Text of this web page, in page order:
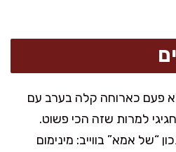
פעם כארוחה קלה בערב עם
למרות שזה הכי פשוט.
“של אמא” בווייב: מינימום